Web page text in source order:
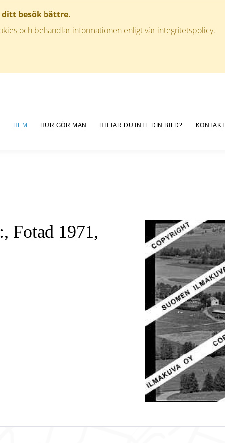
ditt besök bättre.
och behandlar informationen enligt vår integritetspolicy.
HEM HUR GÖR MAN HITTAR DU INTE DIN BILD? KONTAKT
Fotad 1971,